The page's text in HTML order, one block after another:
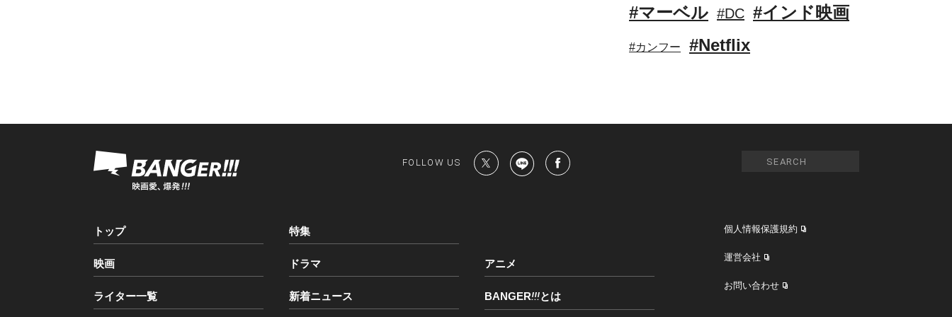
#マーベル #DC #インド映画
#カンフー #Netflix
FOLLOW US
トップ 特集
映画 ドラマ アニメ
ライター一覧 新着ニュース BANGER!!!とは
個人情報保護規約
運営会社
お問い合わせ